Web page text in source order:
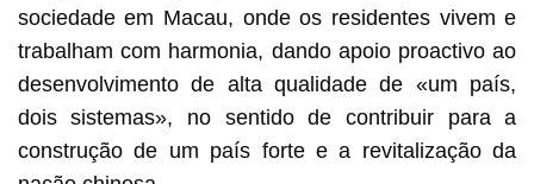
sociedade em Macau, onde os residentes vivem e
trabalham com harmonia, dando apoio proactivo ao
desenvolvimento de alta qualidade de «um país,
dois sistemas», no sentido de contribuir para a
construção de um país forte e a revitalização da